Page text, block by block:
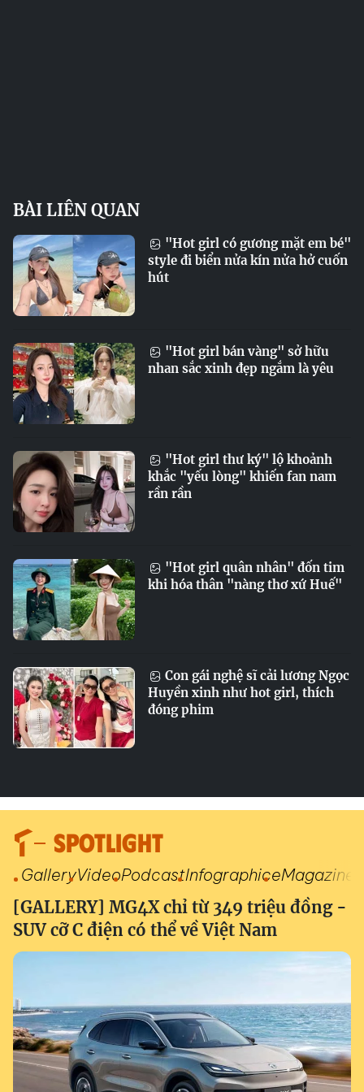
BÀI LIÊN QUAN
"Hot girl có gương mặt em bé"
style đi biển nửa kín nửa hở cuốn
hút
"Hot girl bán vàng" sở hữu
nhan sắc xinh đẹp ngắm là yêu
"Hot girl thư ký" lộ khoảnh
khắc "yếu lòng" khiến fan nam
rần rần
"Hot girl quân nhân" đốn tim
khi hóa thân "nàng thơ xứ Huế"
Con gái nghệ sĩ cải lương Ngọc
Huyền xinh như hot girl, thích
đóng phim
SPOTLIGHT
GalleryVideoPodcastInfographiceMagazine
[GALLERY] MG4X chỉ từ 349 triệu đồng -
SUV cỡ C điện có thể về Việt Nam